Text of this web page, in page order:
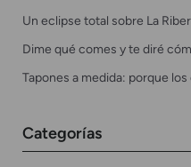
Un eclipse total sobre La
Dime qué comes y te diré
Tapones a medida: porque
Categorías